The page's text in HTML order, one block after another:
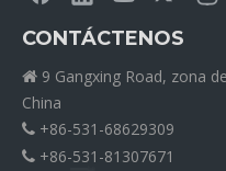
CONTÁCTENOS
 9 Gangxing Road, zona
China
 +86-531-68629309
 +86-531-81307671